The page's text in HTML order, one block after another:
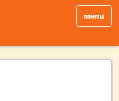
menu